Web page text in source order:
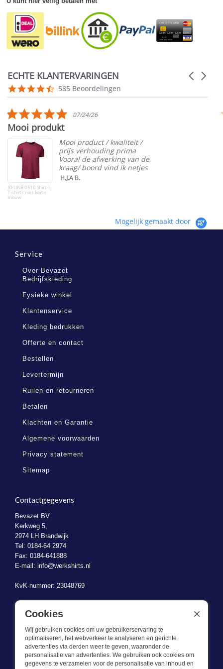
ECHTE KLANTERVARINGEN
Reviews
carousel
Carousel
4.5
star
585 Beoordelingen
5.0
star
07/24/26
Mooi produkt
ID-LINE 0510 Shirt |
T-shirts met korte
mouw
Mooi product / kwaliteit /
prijs verhouding prima
Vooral de afwerking van de
kraag/ boord vind ik netjes
H.J.A B.
Mogelijk gemaakt door
Service
Over Bevazet
Bedrijfskleding
Fysieke winkel
Klantenservice
Kleding bedrukken
Offerte en contact
Bestellen
Levertermijn
Ruilen en retourneren
Betalen
Klachten en Garantie
Algemene voorwaarden
Privacy statement
Sitemap
Contactgegevens
Bevazet BV
Kerkweg 5,
2974 LH Brandwijk
Tel: 0184-64 2974
Fax: 0184-641888
E-mail: info@werkshirts.nl
KvK-nummer: 23048769
BTW-identificatienummer: NL823470787B01
Cookies
Wij gebruiken cookies om uw gebruikerservaring te
optimaliseren, het webverkeer te analyseren en gerichte
advertenties via derden weer te geven, waaronder de
personalisatie van advertenties. We gebruiken ook cookies om
gegevens te verzamelen voor de personalisatie van inhoud en
×